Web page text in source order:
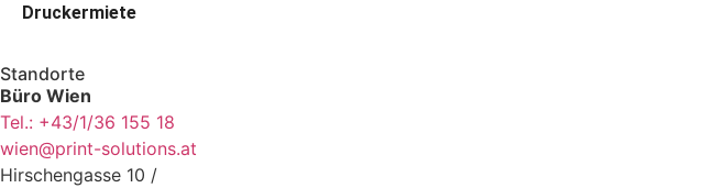
Druckermiete
Standorte
Büro Wien
Tel.: +43/1/36 155 18
wien@print-solutions.at
Hirschengasse 10 /